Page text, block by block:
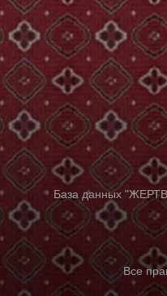
База данных
Все